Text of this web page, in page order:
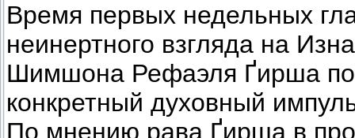
Время первых недельных
неинертного взгляда на
Шимшона Рефаэля Ґирша
конкретный духовный
По мнению рава Ґирша в